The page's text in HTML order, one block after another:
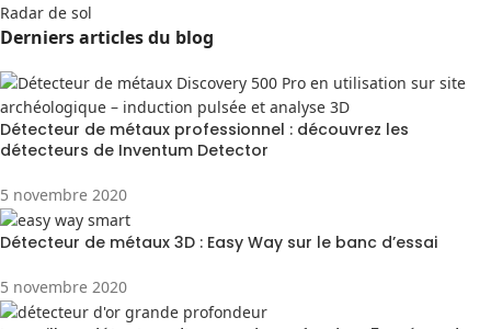
Radar de sol
Derniers articles du blog
Détecteur de métaux professionnel : découvrez les
détecteurs de Inventum Detector
5 novembre 2020
Détecteur de métaux 3D : Easy Way sur le banc d’essai
5 novembre 2020